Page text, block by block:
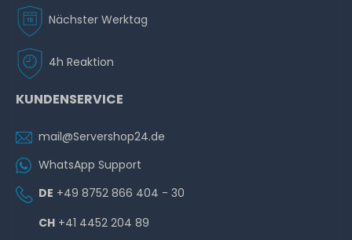
Nächster Werktag
4h Reaktion
KUNDENSERVICE
mail@Servershop24.de
WhatsApp Support
DE +49 8752 866 404 - 30
CH +41 4452 204 89